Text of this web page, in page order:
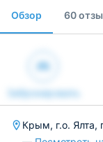
Обзор 60
Забронировать
Крым, г.о. Ялта,